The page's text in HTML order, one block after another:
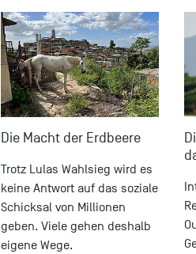
Die Macht der Erdbeere
Trotz Lulas Wahlsieg wird es
keine Antwort auf das soziale
Schicksal von Millionen
geben. Viele gehen deshalb
eigene Wege.